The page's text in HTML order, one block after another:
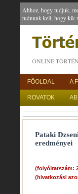
Ahhoz, hogy tudjuk,
tudnunk kell, hogy kik
ONLINE
FŐOLDAL A
ROVATOK
Pataki
eredményei
(folyóiratszám:
(hivatkozási